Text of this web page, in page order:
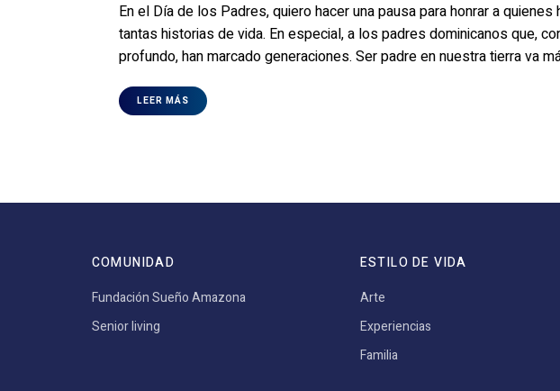
En el Día de los Padres, quiero hacer una pausa para honrar a
tantas historias de vida. En especial, a los padres dominicanos que,
profundo, han marcado generaciones. Ser padre en nuestra tierra va
LEER MÁS
COMUNIDAD
Fundación Sueño Amazona
Senior living
ESTILO DE VIDA
Arte
Experiencias
Familia